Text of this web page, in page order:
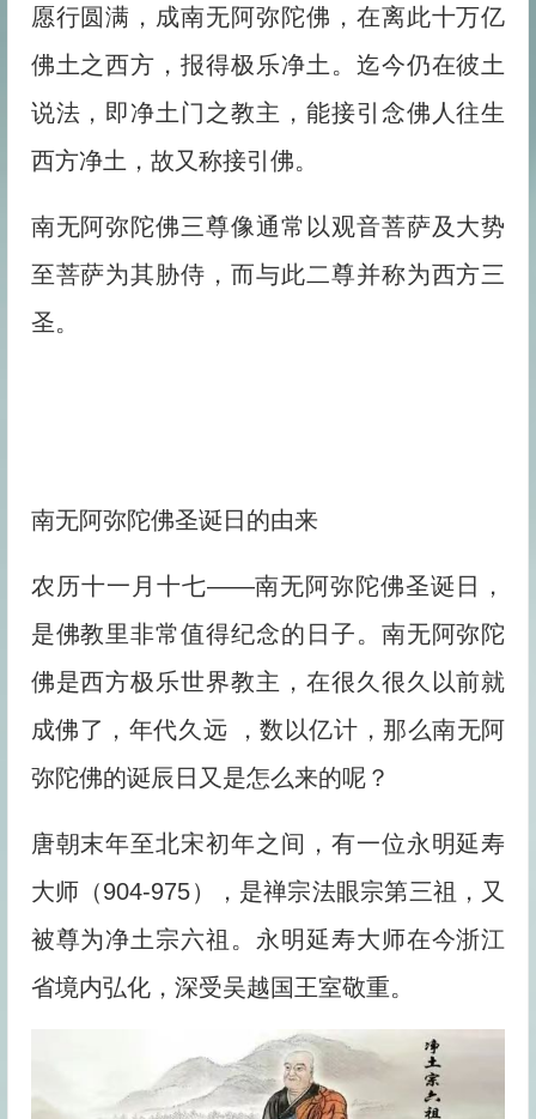
愿行圆满，成南无阿弥陀佛，在离此十万亿
佛土之西方，报得极乐净土。迄今仍在彼土
说法，即净土门之教主，能接引念佛人往生
西方净土，故又称接引佛。
南无阿弥陀佛三尊像通常以观音菩萨及大势
至菩萨为其胁侍，而与此二尊并称为西方三
圣。
南无阿弥陀佛圣诞日的由来
农历十一月十七——南无阿弥陀佛圣诞日，
是佛教里非常值得纪念的日子。南无阿弥陀
佛是西方极乐世界教主，在很久很久以前就
成佛了，年代久远 ，数以亿计，那么南无阿
弥陀佛的诞辰日又是怎么来的呢？
唐朝末年至北宋初年之间，有一位永明延寿
大师（904-975），是禅宗法眼宗第三祖，又
被尊为净土宗六祖。永明延寿大师在今浙江
省境内弘化，深受吴越国王室敬重。